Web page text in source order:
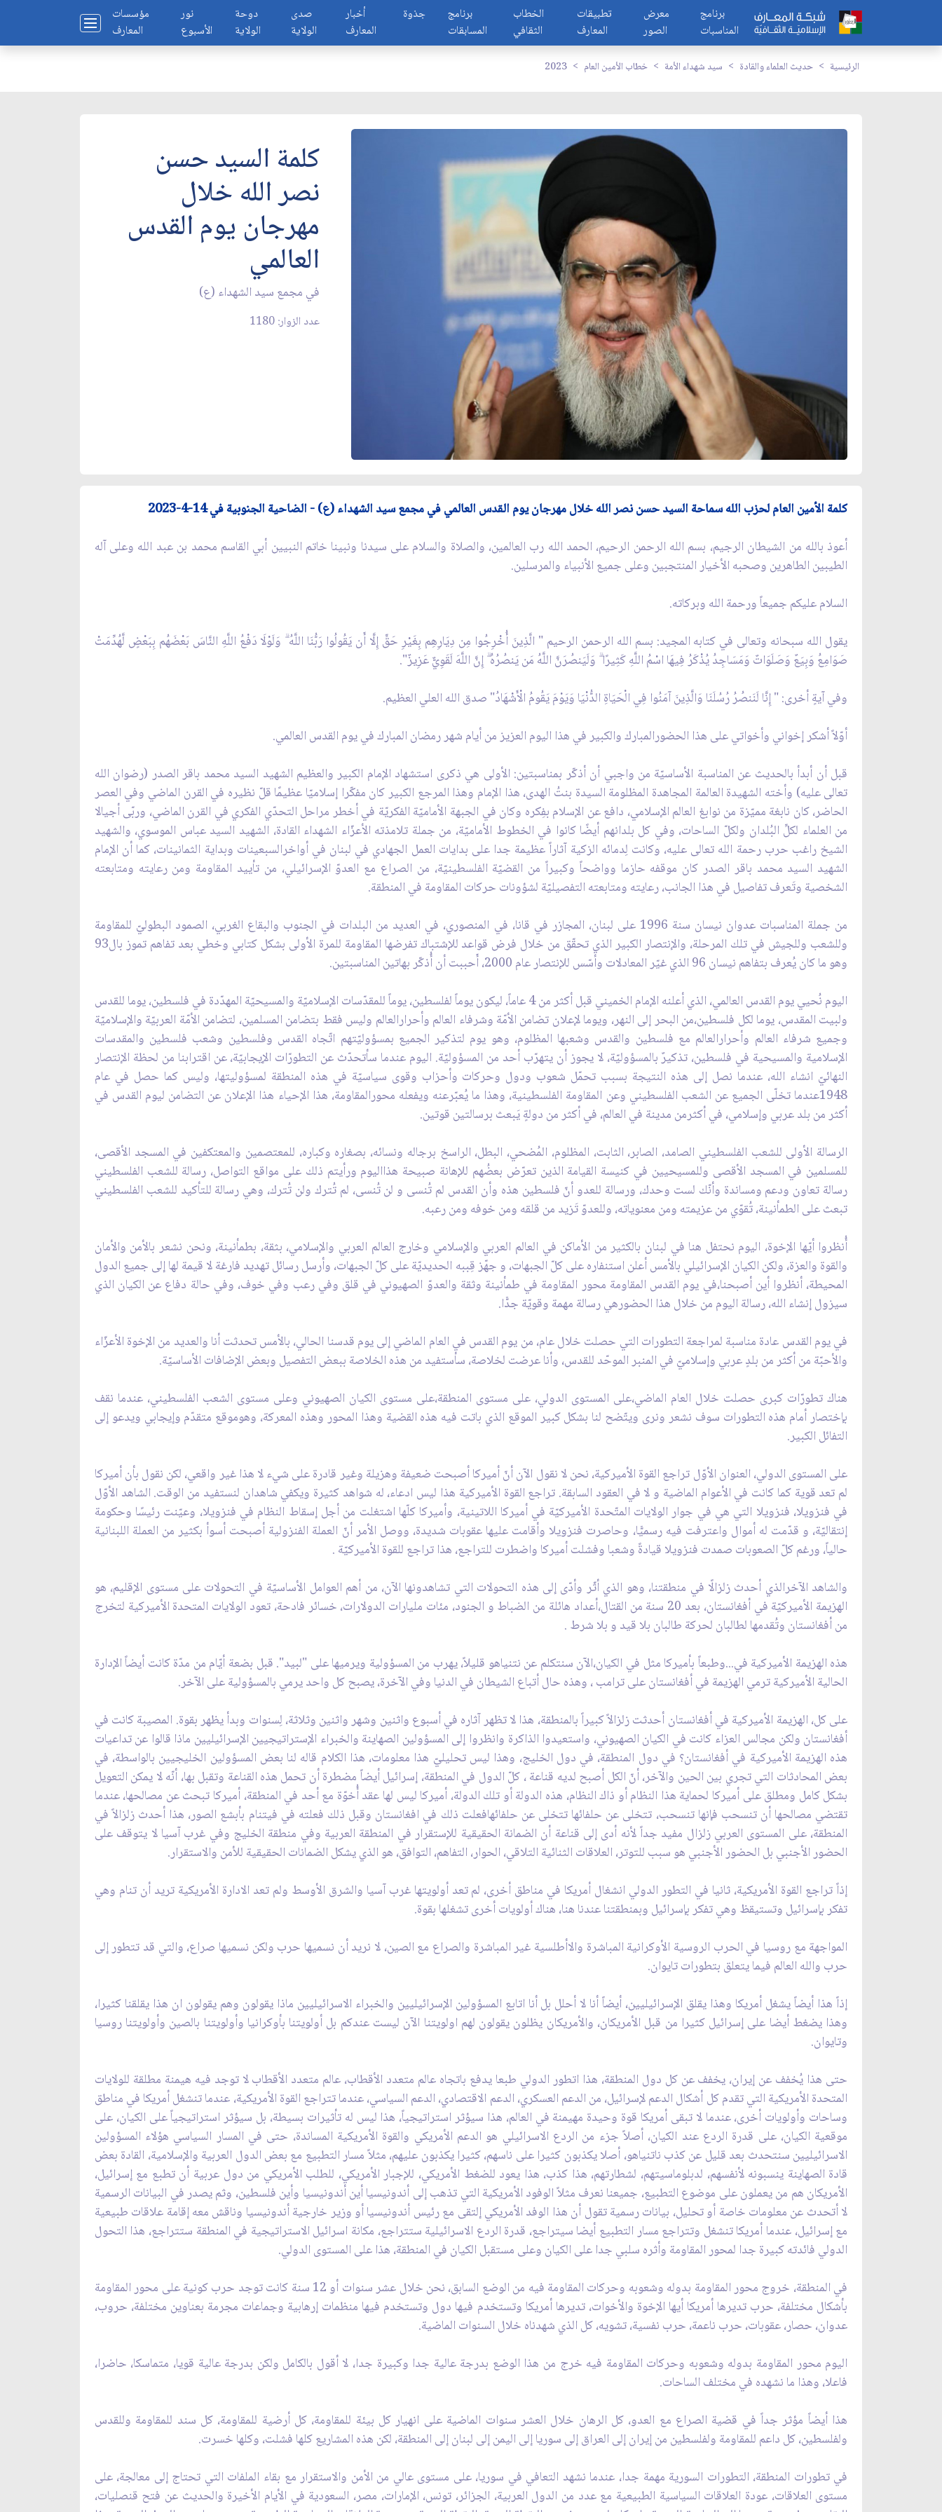
مؤسسات
المعارف
نور
الأسبوع
دوحة
الولاية
صدى
الولاية
أخبار
المعارف
جذوة
برنامج
المسابقات
الخطاب
الثقافي
تطبيقات
المعارف
معرض
الصور
برنامج
المناسبات
الرئيسية حديث العلماء والقادة سيد شهداء الأمة خطاب الأمين العام 2023
كلمة السيد حسن
نصر الله خلال
مهرجان يوم القدس
العالمي
في مجمع سيد الشهداء (ع)
عدد الزوار: 1180
كلمة الأمين العام لحزب الله سماحة السيد حسن نصر الله خلال مهرجان يوم القدس العالمي في مجمع سيد الشهداء (ع) - الضاحية الجنوبية في 14-4-2023
أعوذ بالله من الشيطان الرجيم، بسم الله الرحمن الرحيم، الحمد الله رب العالمين، والصلاة والسلام على سيدنا ونبينا خاتم النبيين أبي القاسم محمد بن عبد الله وعلى آله
الطيبين الطاهرين وصحبه الأخيار المنتجبين وعلى جميع الأنبياء والمرسلين.
السلام عليكم جميعاً ورحمة الله وبركاته.
يقول الله سبحانه وتعالى في كتابه المجيد: بسم الله الرحمن الرحيم " الَّذِينَ أُخْرِجُوا مِن دِيَارِهِم بِغَيْرِ حَقٍّ إِلَّا أَن يَقُولُوا رَبُّنَا اللَّهُ ۗ وَلَوْلَا دَفْعُ اللَّهِ النَّاسَ بَعْضَهُم بِبَعْضٍ لَّهُدِّمَتْ
صَوَامِعُ وَبِيَعٌ وَصَلَوَاتٌ وَمَسَاجِدُ يُذْكَرُ فِيهَا اسْمُ اللَّهِ كَثِيرًا ۗ وَلَيَنصُرَنَّ اللَّهُ مَن يَنصُرُهُ ۗ إِنَّ اللَّهَ لَقَوِيٌّ عَزِيزٌ".
وفي آيةٍ أخرى: " إِنَّا لَنَنصُرُ رُسُلَنَا وَالَّذِينَ آمَنُوا فِي الْحَيَاةِ الدُّنْيَا وَيَوْمَ يَقُومُ الْأَشْهَادُ" صدق الله العلي العظيم.
أوّلاً أشكر إخواني وأخواتي على هذا الحضورالمبارك والكبير في هذا اليوم العزيز من أيام شهر رمضان المبارك في يوم القدس العالمي.
قبل أن أبدأ بالحديث عن المناسبة الأساسيّة من واجبي أن أذكّر بمناسبتين: الأولى هي ذكرى استشهاد الإمام الكبير والعظيم الشهيد السيد محمد باقر الصدر (رضوان الله
تعالى عليه) وأخته الشهيدة العالمة المجاهدة المظلومة السيدة بنتُ الهدى، هذا الإمام وهذا المرجع الكبير كان مفكّرا إسلاميّا عظيمًا قلّ نظيره في القرن الماضي وفي العصر
الحاضر، كان نابغة مميّزة من نوابغ العالم الإسلامي، دافع عن الإسلام بفِكره وكان في الجبهة الأماميّة الفكريّة في أخطر مراحل التحدّي الفكري في القرن الماضي، وربّى أجيالا
من العلماء لكلِّ البُلدان ولكلّ الساحات، وفي كل بلدانهم أيضًا كانوا في الخطوط الأماميّة، من جملة تلامذته الأعزّاء الشهداء القادة، الشهيد السيد عباس الموسوي، والشهيد
الشيخ راغب حرب رحمة الله تعالى عليه، وكانت لِدمائه الزكية آثاراً عظيمة جدا على بدايات العمل الجهادي في لبنان في أواخرالسبعينات وبداية الثمانينات، كما أن الإمام
الشهيد السيد محمد باقر الصدر كان موقفه حازما وواضحاً وكبيراً من القضيّة الفلسطينيّة، من الصراع مع العدوّ الإسرائيلي، من تأييد المقاومة ومن رعايته ومتابعته
الشخصية وتَعرف تفاصيل في هذا الجانب، رعايته ومتابعته التفصيليّة لشؤونات حركات المقاومة في المنطقة.
من جملة المناسبات عدوان نيسان سنة 1996 على لبنان، المجازر في قانا، في المنصوري، في العديد من البلدات في الجنوب والبقاع الغربي، الصمود البطوليّ للمقاومة
وللشعب وللجيش في تلك المرحلة، والإنتصار الكبير الذي تحقّق من خلال فرض قواعد للإشتباك تفرضها المقاومة للمرة الأولى بشكل كتابي وخطي بعد تفاهم تموز بال93
وهو ما كان يُعرف بتفاهم نيسان 96 الذي غيّر المعادلات وأسّس للإنتصار عام 2000، أَحببت أن أُذكّر بهاتين المناسبتين.
اليوم نُحيي يوم القدس العالمي، الذي أعلنه الإمام الخميني قبل أكثر من 4 عاماً، ليكون يوماً لفلسطين، يوماً للمقدّسات الإسلاميّة والمسيحيّة المهدّدة في فلسطين، يوما للقدس
ولبيت المقدس، يوما لكل فلسطين،من البحر إلى النهر، ويوما لإعلان تضامن الأمّة وشرفاء العالم وأحرارالعالم وليس فقط بتضامن المسلمين، لتضامن الأمّة العربيّة والإسلاميّة
وجميع شرفاء العالم وأحرارالعالم مع فلسطين والقدس وشعبها المظلوم، وهو يوم لتذكير الجميع بمسؤوليّتهم اتّجاه القدس وفلسطين وشعب فلسطين والمقدسات
الإسلامية والمسيحية في فلسطين، تذكيرٌ بالمسؤوليّة، لا يجوز أن يتهرّب أحد من المسؤوليّة. اليوم عندما سأتحدّث عن التطورّات الإيجابيّة، عن اقترابنا من لحظة الإنتصار
النهائيّ انشاء الله، عندما نصل إلى هذه النتيجة بسبب تحمّل شعوب ودول وحركات وأحزاب وقوى سياسيّة في هذه المنطقة لمسؤوليتها، وليس كما حصل في عام
1948عندما تخلّى الجميع عن الشعب الفلسطيني وعن المقاومة الفلسطينية، وهذا ما يُعبّرعنه ويفعله محورالمقاومة، هذا الإحياء هذا الإعلان عن التضامن ليوم القدس في
أكثر من بلد عربي وإسلامي، في أكثرمن مدينة في العالم، في أكثر من دولةٍ يَبعث برسالتين قوتين.
الرسالة الأولى للشعب الفلسطيني الصامد، الصابر، الثابت، المظلوم، المُضحي، البطل، الراسخ برجاله ونسائه، بصغاره وكباره، للمعتصمين والمعتكفين في المسجد الأقصى،
للمسلمين في المسجد الأقصى وللمسيحيين في كنيسة القيامة الذين تعرّض بعضُهم للإهانة صبيحة هذااليوم ورأيتم ذلك على مواقع التواصل، رسالة للشعب الفلسطيني
رسالة تعاون ودعم ومساندة وأنّك لست وحدك، ورسالة للعدو أنّ فلسطين هذه وأن القدس لم تُنسى و لن تُنسى، لم تُترك ولن تُترك، وهي رسالة للتأكيد للشعب الفلسطيني
تبعث على الطمأنينة، تُقوّي من عزيمته ومن معنوياته، وللعدوّ تَزيد من قلقه ومن خوفه ومن رعبه.
أُنظروا أيّها الإخوة، اليوم نحتفل هنا في لبنان بالكثير من الأماكن في العالم العربي والإسلامي وخارج العالم العربي والإسلامي، بثقة، بطمأنينة، ونحن نشعر بالأمن والأمان
والقوة والعزة، ولكن الكيان الإسرائيلي بالأمس أعلن استنفاره على كلّ الجبهات، و جهّز قِببه الحديديّة على كلّ الجبهات، وأرسل رسائل تهديد فارغة لا قيمة لها إلى جميع الدول
المحيطة، أنظروا أين أصبحنا،في يوم القدس المقاومة محور المقاومة في طمأنينة وثقة والعدوّ الصهيوني في قلق وفي رعب وفي خوف، وفي حالة دفاع عن الكيان الذي
سيزول إنشاء الله، رسالة اليوم من خلال هذا الحضورهي رسالة مهمة وقويّة جدًّا.
في يوم القدس عادة مناسبة لمراجعة التطورات التي حصلت خلال عام، من يوم القدس في العام الماضي إلى يوم قدسنا الحالي، بالأمس تحدثت أنا والعديد من الإخوة الأعزّاء
والأحبّة من أكثر من بلدٍ عربي وإسلاميّ في المنبر الموحّد للقدس، وأنا عرضت لخلاصة، سأستفيد من هذه الخلاصة ببعض التفصيل وبعض الإضافات الأساسيّة.
هناك تطورّات كبرى حصلت خلال العام الماضي،على المستوى الدولي، على مستوى المنطقة،على مستوى الكيان الصهيوني وعلى مستوى الشعب الفلسطيني، عندما نقف
بإختصار أمام هذه التطورات سوف نشعر ونرى ويتّضح لنا بشكل كبير الموقع الذي باتت فيه هذه القضية وهذا المحور وهذه المعركة، وهوموقع متقدّم وإيجابي ويدعو إلى
التفائل الكبير.
على المستوى الدولي، العنوان الأوّل تراجع القوة الأميركية، نحن لا نقول الآن أنّ أميركا أصبحت ضعيفة وهزيلة وغير قادرة على شيء لا هذا غير واقعي، لكن نقول بأن أميركا
لم تعد قوية كما كانت في الأعوام الماضية و لا في العقود السابقة. تراجع القوة الأميركية هذا ليس ادعاء، له شواهد كثيرة ويكفي شاهدان لنستفيد من الوقت. الشاهد الأوّل
في فنزويلا، فنزويلا التي هي في جوار الولايات المتّحدة الأميركيّة في أميركا اللاتينية، وأميركا كلّها اشتغلت من أجل إسقاط النظام في فنزويلا، وعيّنت رئيسًا وحكومة
إنتقاليّة، و قدّمت له أموال واعترفت فيه رسميًّا، وحاصرت فنزويلا وأقامت عليها عقوبات شديدة، ووصل الأمر أنّ العملة الفنزولية أصبحت أسوأ بكثير من العملة اللبنانية
حالياً، ورغم كلّ الصعوبات صمدت فنزويلا قيادةً وشعبا وفشلت أميركا واضطرت للتراجع، هذا تراجع للقوة الأميركيّة .
والشاهد الآخرالذي أحدث زلزالًا في منطقتنا، وهو الذي أثّر وأدّى إلى هذه التحولات التي تشاهدونها الآن، من أهم العوامل الأساسيّة في التحولات على مستوى الإقليم، هو
الهزيمة الأميركيّة في أفغانستان، بعد 20 سنة من القتال،أعداد هائلة من الضباط و الجنود، مئات مليارات الدولارات، خسائر فادحة، تعود الولايات المتحدة الأميركية لتخرج
من أفغانستان وتُقدمها لطالبان لحركة طالبان بلا قيد و بلا شرط .
هذه الهزيمة الأميركية في...وطبعاً بأميركا مثل في الكيان،الآن سنتكلم عن نتنياهو قليلاً، يهرب من المسؤولية ويرميها على "لبيد". قبل بضعة أيّام من مدّة كانت أيضاً الإدارة
الحالية الأميركية ترمي الهزيمة في أفغانستان على ترامب ، وهذه حال أتباع الشيطان في الدنيا وفي الآخرة، يصبح كل واحد يرمي بالمسؤولية على الآخر.
على كل، الهزيمة الأميركية في أفغانستان أحدثت زلزالاً كبيراً بالمنطقة، هذا لا تظهر آثاره في أسبوع واثنين وشهر واثنين وثلاثة، لِسنوات وبدأ يظهر بقوة. المصيبة كانت في
أفغانستان ولكن مجالس العزاء كانت في الكيان الصهيوني، واستعيدوا الذاكرة وانظروا إلى المسؤولين الصهاينة والخبراء الإستراتيجيين الإسرائيليين ماذا قالوا عن تداعيات
هذه الهزيمة الأميركية في أفغانستان؟ في دول المنطقة، في دول الخليج، وهذا ليس تحليليّ هذا معلومات، هذا الكلام قاله لنا بعض المسؤولين الخليجيين بالواسطة، في
بعض المحادثات التي تجري بين الحين والآخر، أنّ الكل أصبح لديه قناعة ، كلّ الدول في المنطقة، إسرائيل أيضاً مضطرة أن تحمل هذه القناعة وتقبل بها، أنّه لا يمكن التعويل
بشكل كامل ومطلق على أميركا لحماية هذا النظام أو ذاك النظام، هذه الدولة أو تلك الدولة، أميركا ليس لها عقد أُخوّة مع أحد في المنطقة، أميركا تبحث عن مصالحها، عندما
تقتضي مصالحها أن تنسحب فإنها تنسحب، تتخلى عن حلفائها تتخلى عن حلفائهافعلت ذلك في افغانستان وقبل ذلك فعلته في فيتنام بأبشع الصور، هذا أحدث زلزالاً في
المنطقة، على المستوى العربي زلزال مفيد جداً لأنه أدى إلى قناعة أن الضمانة الحقيقية للإستقرار في المنطقة العربية وفي منطقة الخليج وفي غرب آسيا لا يتوقف على
الحضور الأجنبي بل الحضور الأجنبي هو سبب للتوتر، العلاقات الثنائية التلاقي، الحوار، التفاهم، التوافق، هو الذي يشكل الضمانات الحقيقية للأمن والاستقرار.
إذاً تراجع القوة الأمريكية، ثانيا في التطور الدولي انشغال أمريكا في مناطق أخرى، لم تعد أولويتها غرب آسيا والشرق الأوسط ولم تعد الادارة الأمريكية تريد أن تنام وهي
تفكر بإسرائيل وتستيقظ وهي تفكر بإسرائيل وبمنطقتنا عندنا هنا، هناك أولويات أخرى تشغلها بقوة.
المواجهة مع روسيا في الحرب الروسية الأوكرانية المباشرة والاأطلسية غير المباشرة والصراع مع الصين، لا نريد أن نسميها حرب ولكن نسميها صراع، والتي قد تتطور إلى
حرب والله العالم فيما يتعلق بتطورات تايوان.
إذاً هذا أيضاً يشغل أمريكا وهذا يقلق الإسرائيليين، أيضاً أنا لا أحلل بل أنا اتابع المسؤولين الإسرائيليين والخبراء الاسرائيليين ماذا يقولون وهم يقولون ان هذا يقلقنا كثيرا،
وهذا يضغط أيضا على إسرائيل كثيرا من قبل الأمريكان، والأمريكان يظلون يقولون لهم اولويتنا الآن ليست عندكم بل أولويتنا بأوكرانيا وأولويتنا بالصين وأولويتنا روسيا
وتايوان.
حتى هذا يُخفف عن إيران، يخفف عن كل دول المنطقة، هذا اتطور الدولي طبعا يدفع باتجاه عالم متعدد الأقطاب، عالم متعدد الأقطاب لا توجد فيه هيمنة مطلقة للولايات
المتحدة الأمريكية التي تقدم كل أشكال الدعم لإسرائيل، من الدعم العسكري، الدعم الاقتصادي، الدعم السياسي، عندما تتراجع القوة الأمريكية، عندما تنشغل أمريكا في مناطق
وساحات وأولويات أخرى، عندما لا تبقى أمريكا قوة وحيدة مهيمنة في العالم، هذا سيؤثر استراتيجياً، هذا ليس له تأثيرات بسيطة، بل سيؤثر استراتيجياً على الكيان، على
موقعية الكيان، على قدرة الردع عند الكيان، أصلاً جزء من الردع الاسرائيلي هو الدعم الأمريكي والقوة الأمريكية المساندة، حتى في المسار السياسي هؤلاء المسؤولين
الاسرائيليين سنتحدث بعد قليل عن كذب ناتنياهو، أصلا يكذبون كثيرا على ناسهم، كثيرا يكذبون عليهم، مثلاً مسار التطبيع مع بعض الدول العربية والإسلامية، القادة بعض
قادة الصهاينة ينسبونه لأنفسهم، لدبلوماسيتهم، لشطارتهم، هذا كذب، هذا يعود للضغط الأمريكي، للإجبار الأمريكي، للطلب الأمريكي من دول عربية أن تطبع مع إسرائيل،
الأمريكان هم من يعملون على موضوع التطبيع، جميعنا نعرف مثلاً الوفود الأمريكية التي تذهب إلى أندونيسيا أين أندونيسيا وأين فلسطين، وثم يصدر في البيانات الرسمية
لا أتحدث عن معلومات خاصة أو تحليل، بيانات رسمية تقول أن هذا الوفد الأمريكي إلتقى مع رئيس أندونيسيا أو وزير خارجية أندونيسيا وناقش معه إقامة علاقات طبيعية
مع إسرائيل، عندما أمريكا تنشغل وتتراجع مسار التطبيع أيضا سيتراجع، قدرة الردع الاسرائيلية ستتراجع، مكانة اسرائيل الاستراتيجية في المنطقة ستتراجع، هذا التحول
الدولي فائدته كبيرة جدا لمحور المقاومة وأثره سلبي جدا على الكيان وعلى مستقبل الكيان في المنطقة، هذا على المستوى الدولي.
في المنطقة، خروج محور المقاومة بدوله وشعوبه وحركات المقاومة فيه من الوضع السابق، نحن خلال عشر سنوات أو 12 سنة كانت توجد حرب كونية على محور المقاومة
بأشكال مختلفة، حرب تديرها أمريكا أيها الإخوة والأخوات، تديرها أمريكا وتستخدم فيها دول وتستخدم فيها منظمات إرهابية وجماعات مجرمة بعناوين مختلفة، حروب،
عدوان، حصار، عقوبات، حرب ناعمة، حرب نفسية، تشويه، كل الذي شهدناه خلال السنوات الماضية.
اليوم محور المقاومة بدوله وشعوبه وحركات المقاومة فيه خرج من هذا الوضع بدرجة عالية جدا وكبيرة جدا، لا أقول بالكامل ولكن بدرجة عالية قويا، متماسكا، حاضرا،
فاعلا، وهذا ما نشهده في مختلف الساحات.
هذا أيضاً مؤثر جداً في قضية الصراع مع العدو، كل الرهان خلال العشر سنوات الماضية على انهيار كل بيئة للمقاومة، كل أرضية للمقاومة، كل سند للمقاومة وللقدس
ولفلسطين، كل داعم للمقاومة ولفلسطين من إيران إلى العراق إلى سوريا إلى اليمن إلى لبنان إلى المنطقة، لكن هذه المشاريع كلها فشلت، وكلها خسرت.
في تطورات المنطقة، التطورات السورية مهمة جدا، عندما نشهد التعافي في سوريا، على مستوى عالي من الأمن والاستقرار مع بقاء الملفات التي تحتاج إلى معالجة، على
مستوى العلاقات، عودة العلاقات السياسية الطبيعية مع عدد من الدول العربية، الجزائر، تونس، الإمارات، مصر، السعودية في الأيام الأخيرة والحديث عن فتح قنصليات،